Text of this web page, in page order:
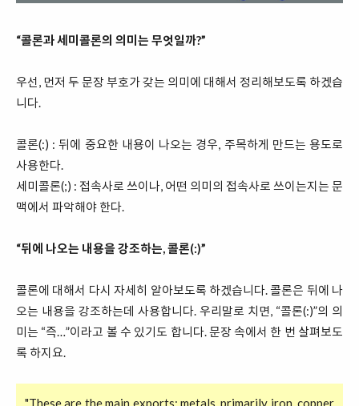
“콜론과 세미콜론의 의미는 무엇일까?”
우선, 먼저 두 문장 부호가 갖는 의미에 대해서 정리해보도록 하겠습
니다.
콜론(:) : 뒤에 중요한 내용이 나오는 경우, 주목하게 만드는 용도로
사용한다.
세미콜론(;) : 접속사로 쓰이나, 어떤 의미의 접속사로 쓰이는지는 문
맥에서 파악해야 한다.
“뒤에 나오는 내용을 강조하는, 콜론(:)”
콜론에 대해서 다시 자세히 알아보도록 하겠습니다. 콜론은 뒤에 나
오는 내용을 강조하는데 사용합니다. 우리말로 치면, “콜론(:)”의 의
미는 “즉…”이라고 볼 수 있기도 합니다. 문장 속에서 한 번 살펴보도
록 하지요.
"These are the main exports: metals, primarily iron, copper